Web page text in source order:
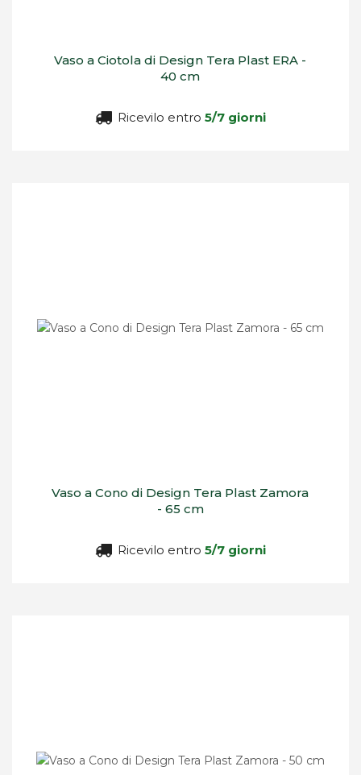
Vaso a Ciotola di Design Tera Plast ERA -
40 cm
Ricevilo entro 5/7 giorni
Vaso a Cono di Design Tera Plast Zamora
- 65 cm
Ricevilo entro 5/7 giorni